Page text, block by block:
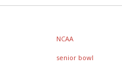
NCAA
senior bowl